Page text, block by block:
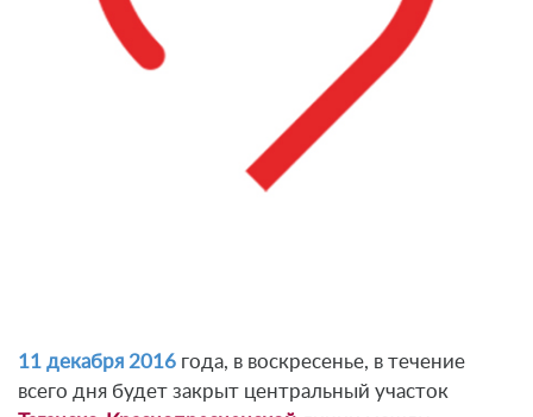
11 декабря 2016 года, в воскресенье, в течение
всего дня будет закрыт центральный участок